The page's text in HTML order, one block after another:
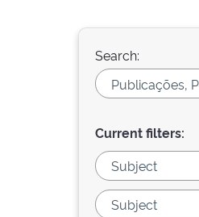
Search:
Current filters: